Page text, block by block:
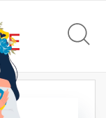
г. Киева